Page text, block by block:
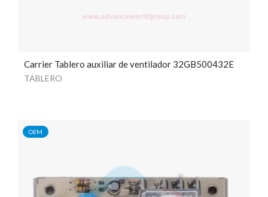
Carrier Tablero auxiliar de ventilador 32GB500432E
TABLERO
OEM